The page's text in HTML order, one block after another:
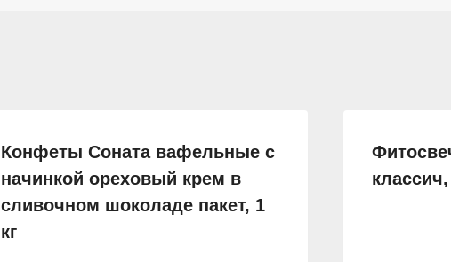
Конфеты Соната вафельные с
начинкой ореховый крем в
сливочном шоколаде пакет, 1
кг